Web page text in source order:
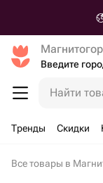
Найти
Тренды Скидки
Все товары в